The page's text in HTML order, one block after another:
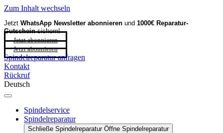
Zum Inhalt wechseln
Jetzt WhatsApp Newsletter abonnieren und 1000€ Reparatur-
Gutscheinsichern!
Jetzt abonnieren
Jetzt abonnieren
Spindelreparatur anfragen
Kontakt
Rückruf
Deutsch
Spindelservice
Spindelreparatur
Schließe Spindelreparatur Öffne Spindelreparatur